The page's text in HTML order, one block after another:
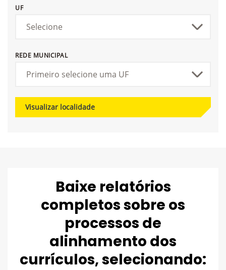
UF
REDE MUNICIPAL
Visualizar localidade
Baixe relatórios
completos sobre os
processos de
alinhamento dos
currículos, selecionando: